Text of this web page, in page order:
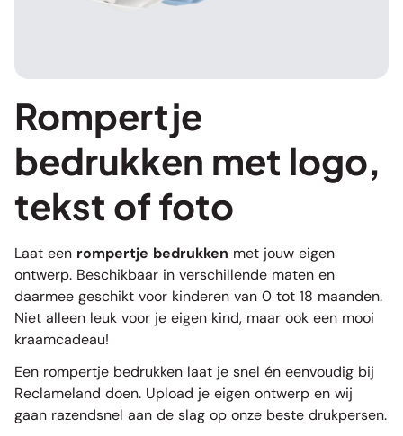
Rompertje
bedrukken met logo,
tekst of foto
Laat een rompertje bedrukken met jouw eigen
ontwerp. Beschikbaar in verschillende maten en
daarmee geschikt voor kinderen van 0 tot 18 maanden.
Niet alleen leuk voor je eigen kind, maar ook een mooi
kraamcadeau!
Een rompertje bedrukken laat je snel én eenvoudig bij
Reclameland doen. Upload je eigen ontwerp en wij
gaan razendsnel aan de slag op onze beste drukpersen.